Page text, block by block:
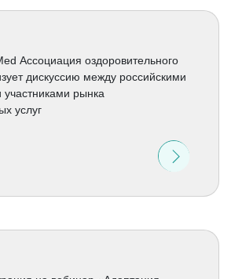
Ассоциация оздоровительного
дискуссию между российскими
рынка
услуг